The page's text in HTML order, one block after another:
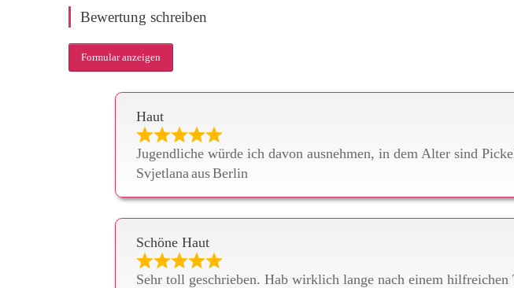
Bewertung schreiben
Formular anzeigen
Haut
Jugendliche würde ich davon ausnehmen, in dem Alter sind
Svjetlana ausBerlin
Schöne Haut
Sehr toll geschrieben. Hab wirklich lange nach einem